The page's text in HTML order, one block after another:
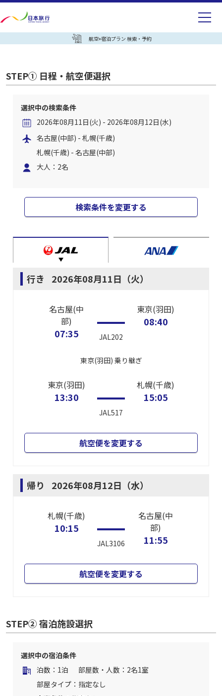
航空+宿泊プラン 検索・予約
STEP① 日程・航空便選択
選択中の検索条件
2026年08月11日(火) - 2026年08月12日(水)
名古屋(中部) - 札幌(千歳)
札幌(千歳) - 名古屋(中部)
大人：2名
検索条件を変更する
行き 2026年08月11日（火）
名古屋(中
部)
07:35 JAL202
東京(羽田)
08:40
東京(羽田) 乗り継ぎ
東京(羽田)
13:30
JAL517
札幌(千歳)
15:05
航空便を変更する
帰り 2026年08月12日（水）
札幌(千歳)
10:15
JAL3106
名古屋(中
部)
11:55
航空便を変更する
STEP② 宿泊施設選択
選択中の宿泊条件
泊数：1泊
部屋数・人数：2名1室
部屋タイプ：指定なし